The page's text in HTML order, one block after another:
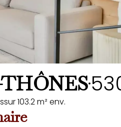
•
sur 103.2 m² env.